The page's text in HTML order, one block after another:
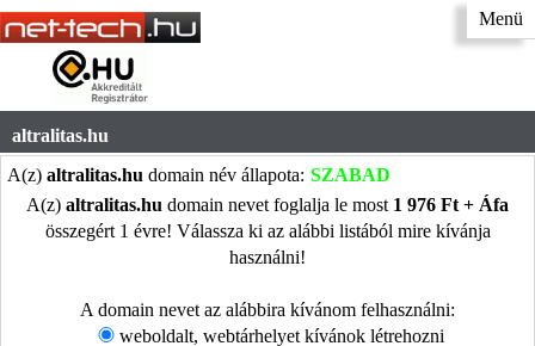
Menü
altralitas.hu
A(z) altralitas.hu domain név állapota: SZABAD
A(z) altralitas.hu domain nevet foglalja le most 1 976 Ft + Áfa
összegért 1 évre! Válassza ki az alábbi listából mire kívánja
használni!
A domain nevet az alábbira kívánom felhasználni:
weboldalt, webtárhelyet kívánok létrehozni